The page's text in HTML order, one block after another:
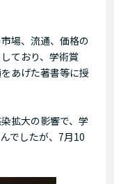
場、流通、価格の
ており、学術賞
あげた著書等に授
拡大の影響で、学
でしたが、7月10